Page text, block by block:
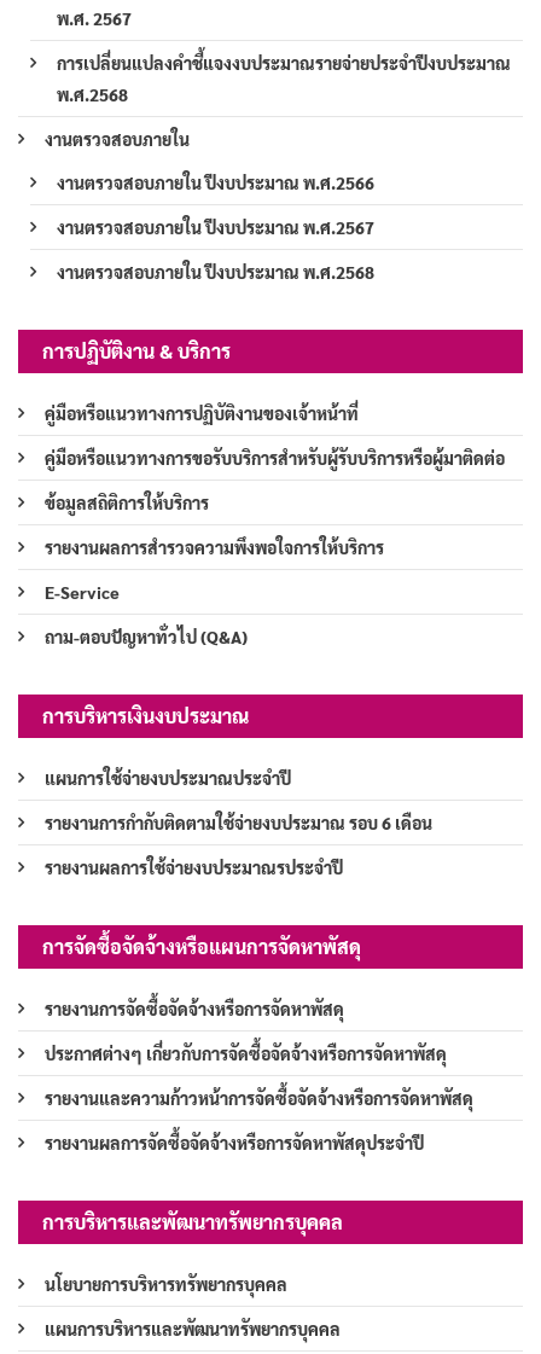
พ.ศ. 2567
การเปลี่ยนแปลงคำชี้แจงงบประมาณรายจ่ายประจำปีงบประมาณ
พ.ศ.2568
งานตรวจสอบภายใน
งานตรวจสอบภายใน ปีงบประมาณ พ.ศ.2566
งานตรวจสอบภายใน ปีงบประมาณ พ.ศ.2567
งานตรวจสอบภายใน ปีงบประมาณ พ.ศ.2568
การปฏิบัติงาน & บริการ
คู่มือหรือแนวทางการปฏิบัติงานของเจ้าหน้าที่
คู่มือหรือแนวทางการขอรับบริการสำหรับผู้รับบริการหรือผู้มาติดต่อ
ข้อมูลสถิติการให้บริการ
รายงานผลการสำรวจความพึงพอใจการให้บริการ
E-Service
ถาม-ตอบปัญหาทั่วไป (Q&A)
การบริหารเงินงบประมาณ
แผนการใช้จ่ายงบประมาณประจำปี
รายงานการกำกับติดตามใช้จ่ายงบประมาณ รอบ 6 เดือน
รายงานผลการใช้จ่ายงบประมาณรประจำปี
การจัดซื้อจัดจ้างหรือแผนการจัดหาพัสดุ
รายงานการจัดซื้อจัดจ้างหรือการจัดหาพัสดุ
ประกาศต่างๆ เกี่ยวกับการจัดซื้อจัดจ้างหรือการจัดหาพัสดุ
รายงานและความก้าวหน้าการจัดซื้อจัดจ้างหรือการจัดหาพัสดุ
รายงานผลการจัดซื้อจัดจ้างหรือการจัดหาพัสดุประจำปี
การบริหารและพัฒนาทรัพยากรบุคคล
นโยบายการบริหารทรัพยากรบุคคล
แผนการบริหารและพัฒนาทรัพยากรบุคคล